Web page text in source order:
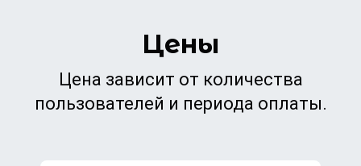
Цены
Цена зависит от количества
пользователей и периода оплаты.